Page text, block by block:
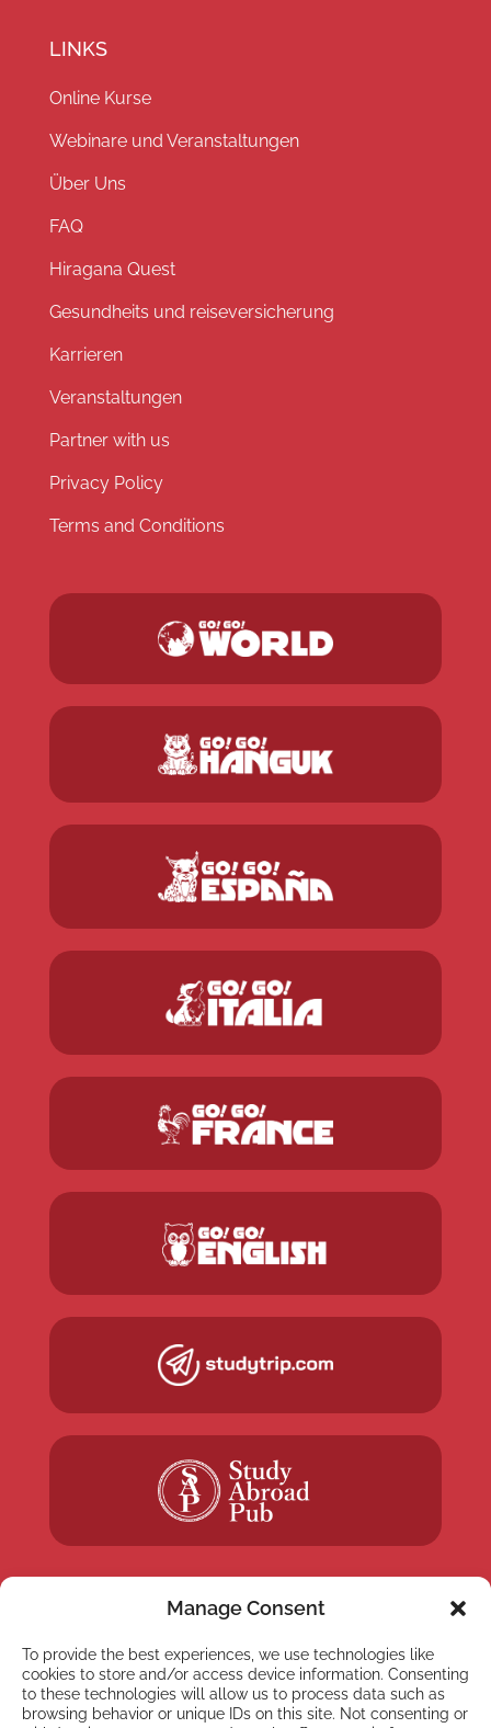
Manage Consent
To provide the best experiences, we use technologies like
cookies to store and/or access device information. Consenting
to these technologies will allow us to process data such as
browsing behavior or unique IDs on this site. Not consenting or
LINKS
Online Kurse
Webinare und Veranstaltungen
Über Uns
FAQ
Hiragana Quest
Gesundheits und reiseversicherung
Karrieren
Veranstaltungen
Partner with us
Privacy Policy
Terms and Conditions
NEWSLETTER
Subscribe to our newsletter